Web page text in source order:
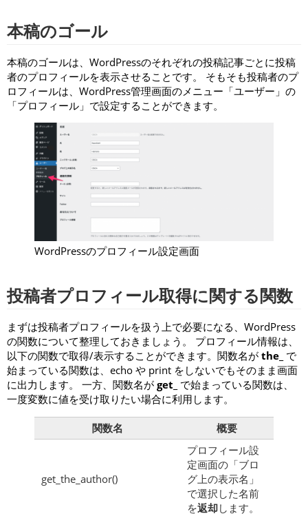
本稿のゴール
本稿のゴールは、WordPressのそれぞれの投稿記事ごとに投稿
者のプロフィールを表示させることです。 そもそも投稿者のプ
ロフィールは、WordPress管理画面のメニュー「ユーザー」の
「プロフィール」で設定することができます。
WordPressのプロフィール設定画面
投稿者プロフィール取得に関する関数
まずは投稿者プロフィールを扱う上で必要になる、WordPress
の関数について整理しておきましょう。 プロフィール情報は、
以下の関数で取得/表示することができます。関数名が the_ で
始まっている関数は、echo や print をしないでもそのまま画面
に出力します。 一方、関数名が get_ で始まっている関数は、
一度変数に値を受け取りたい場合に利用します。
関数名 概要
get_the_author()
プロフィール設
定画面の「ブロ
グ上の表示名」
で選択した名前
を返却します。